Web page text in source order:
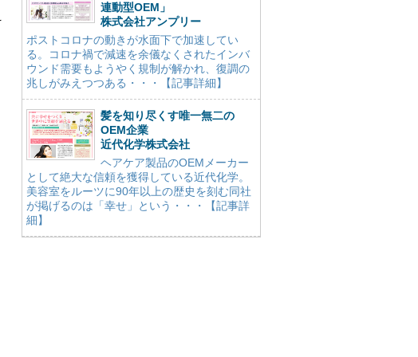
連動型OEM」
株式会社アンプリー
ポストコロナの動きが水面下で加速してい
る。コロナ禍で減速を余儀なくされたインバ
ウンド需要もようやく規制が解かれ、復調の
兆しがみえつつある・・・【記事詳細】
髪を知り尽くす唯一無二の
OEM企業
近代化学株式会社
ヘアケア製品のOEMメーカー
として絶大な信頼を獲得している近代化学。
美容室をルーツに90年以上の歴史を刻む同社
が掲げるのは「幸せ」という・・・【記事詳
細】